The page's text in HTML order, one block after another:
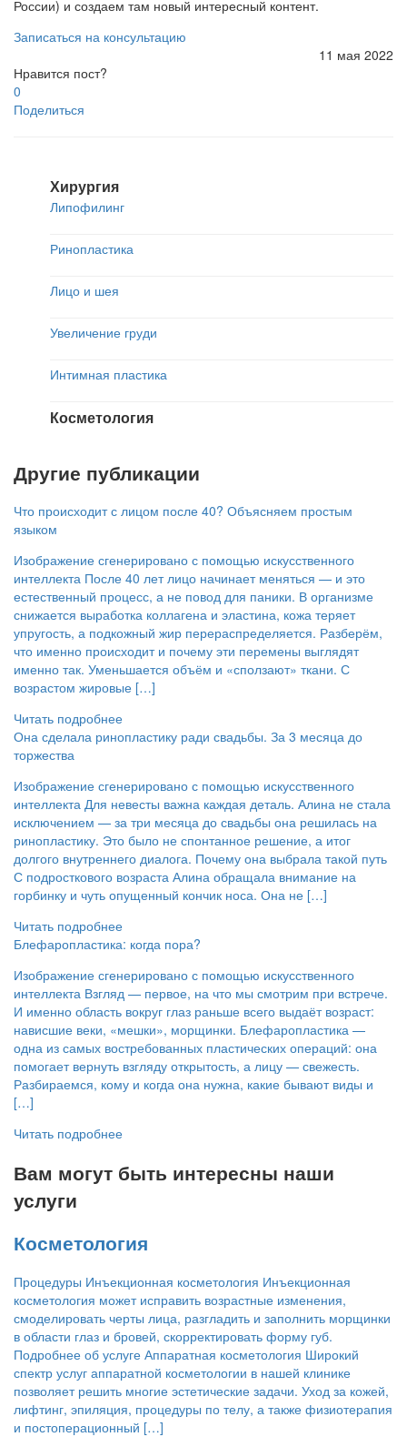
России) и создаем там новый интересный контент.
Записаться на консультацию
11 мая 2022
Нравится пост?
0
Поделиться
Хирургия
Липофилинг
Ринопластика
Лицо и шея
Увеличение груди
Интимная пластика
Косметология
Другие публикации
Что происходит с лицом после 40? Объясняем простым
языком
Изображение сгенерировано с помощью искусственного
интеллекта После 40 лет лицо начинает меняться — и это
естественный процесс, а не повод для паники. В организме
снижается выработка коллагена и эластина, кожа теряет
упругость, а подкожный жир перераспределяется. Разберём,
что именно происходит и почему эти перемены выглядят
именно так. Уменьшается объём и «сползают» ткани. С
возрастом жировые […]
Читать подробнее
Она сделала ринопластику ради свадьбы. За 3 месяца до
торжества
Изображение сгенерировано с помощью искусственного
интеллекта Для невесты важна каждая деталь. Алина не стала
исключением — за три месяца до свадьбы она решилась на
ринопластику. Это было не спонтанное решение, а итог
долгого внутреннего диалога. Почему она выбрала такой путь
С подросткового возраста Алина обращала внимание на
горбинку и чуть опущенный кончик носа. Она не […]
Читать подробнее
Блефаропластика: когда пора?
Изображение сгенерировано с помощью искусственного
интеллекта Взгляд — первое, на что мы смотрим при встрече.
И именно область вокруг глаз раньше всего выдаёт возраст:
нависшие веки, «мешки», морщинки. Блефаропластика —
одна из самых востребованных пластических операций: она
помогает вернуть взгляду открытость, а лицу — свежесть.
Разбираемся, кому и когда она нужна, какие бывают виды и
[…]
Читать подробнее
Вам могут быть интересны наши
услуги
Косметология
Процедуры Инъекционная косметология Инъекционная
косметология может исправить возрастные изменения,
смоделировать черты лица, разгладить и заполнить морщинки
в области глаз и бровей, скорректировать форму губ.
Подробнее об услуге Аппаратная косметология Широкий
спектр услуг аппаратной косметологии в нашей клинике
позволяет решить многие эстетические задачи. Уход за кожей,
лифтинг, эпиляция, процедуры по телу, а также физиотерапия
и постоперационный […]